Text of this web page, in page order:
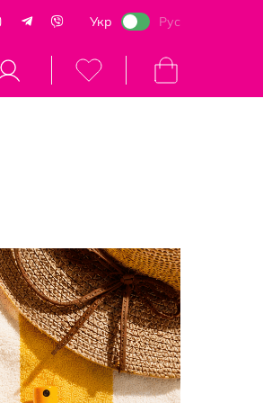
Укр Рус
Кошик